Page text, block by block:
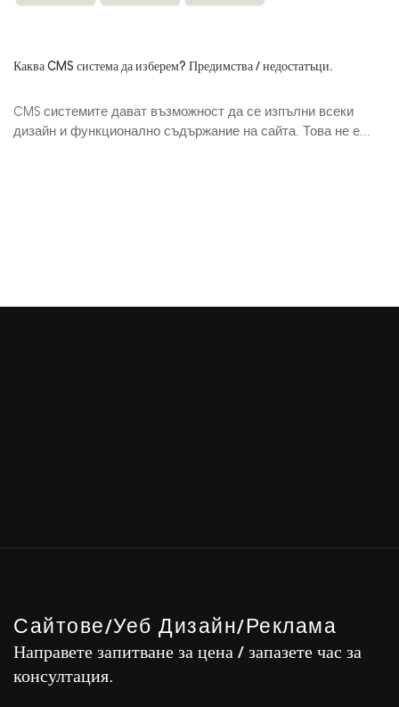
Каква CMS система да изберем? Предимства / недостатъци.
CMS системите дават възможност да се изпълни всеки
дизайн и функционално съдържание на сайта. Това не е...
Сайтове/Уеб Дизайн/Реклама
Направете запитване за цена / запазете час за
консултация